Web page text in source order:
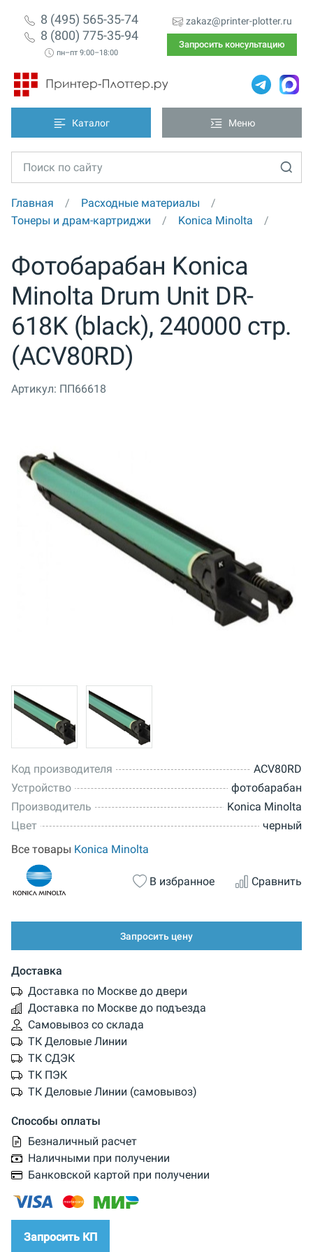
8 (495) 565-35-74
8 (800) 775-35-94
пн–пт 9:00–18:00
zakaz@printer-plotter.ru
Запросить консультацию
Каталог Меню
Главная
Расходные материалы
Тонеры и драм-картриджи
Konica Minolta
Фотобарабан Konica
Minolta Drum Unit DR-
618K (black), 240000 стр.
(ACV80RD)
Артикул: ПП66618
Код производителя
ACV80RD
Устройство
фотобарабан
Производитель
Konica Minolta
Цвет
черный
Все товары Konica Minolta
В избранное Сравнить
Запросить цену
Доставка
Доставка по Москве до двери
Доставка по Москве до подъезда
Самовывоз со склада
ТК Деловые Линии
ТК СДЭК
ТК ПЭК
ТК Деловые Линии (самовывоз)
Способы оплаты
Безналичный расчет
Наличными при получении
Банковской картой при получении
Запросить КП